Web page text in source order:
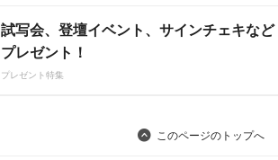
試写会、登壇イベント、サインチェキなど
プレゼント！
プレゼント特集
このページのトップへ